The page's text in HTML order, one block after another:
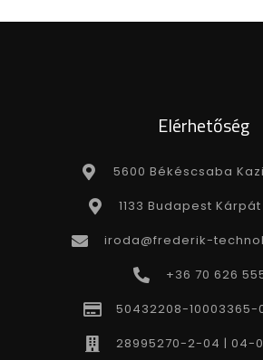
Elérhetőség
5600 Békéscsaba
1133 Budapest
iroda@frederik-
+36 70 626
50432208-10003365-
28995270-2-04 | 04-